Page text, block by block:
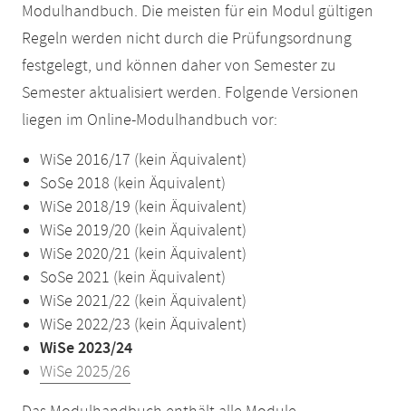
Modulhandbuch. Die meisten für ein Modul gültigen
Regeln werden nicht durch die Prüfungsordnung
festgelegt, und können daher von Semester zu
Semester aktualisiert werden. Folgende Versionen
liegen im Online-Modulhandbuch vor:
WiSe 2016/17 (kein Äquivalent)
SoSe 2018 (kein Äquivalent)
WiSe 2018/19 (kein Äquivalent)
WiSe 2019/20 (kein Äquivalent)
WiSe 2020/21 (kein Äquivalent)
SoSe 2021 (kein Äquivalent)
WiSe 2021/22 (kein Äquivalent)
WiSe 2022/23 (kein Äquivalent)
WiSe 2023/24
WiSe 2025/26